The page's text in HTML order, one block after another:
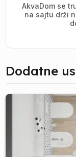
AkvaDom se
na sajtu drži
Dodatne